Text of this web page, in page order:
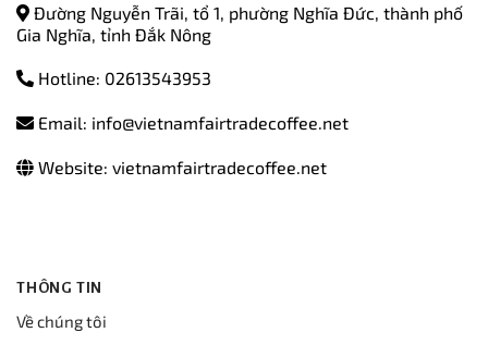
Đường Nguyễn Trãi, tổ 1, phường Nghĩa Đức, thành phố
Gia Nghĩa, tỉnh Đắk Nông
Hotline: 02613543953
Email: info@vietnamfairtradecoffee.net
Website: vietnamfairtradecoffee.net
THÔNG TIN
Về chúng tôi